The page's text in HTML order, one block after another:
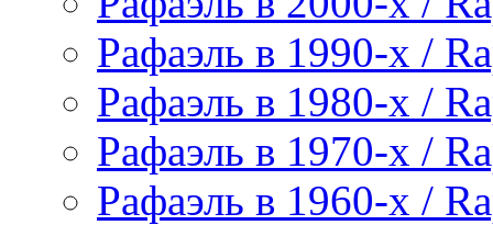
Рафаэль в 1990-х /
Рафаэль в 1980-х /
Рафаэль в 1970-х /
Рафаэль в 1960-х /